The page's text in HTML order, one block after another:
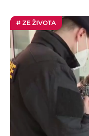
# ZE ŽIVOTA